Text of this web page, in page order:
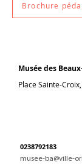
Brochure
Musée des
Place Sainte-
0238792183
musee-ba@ville-